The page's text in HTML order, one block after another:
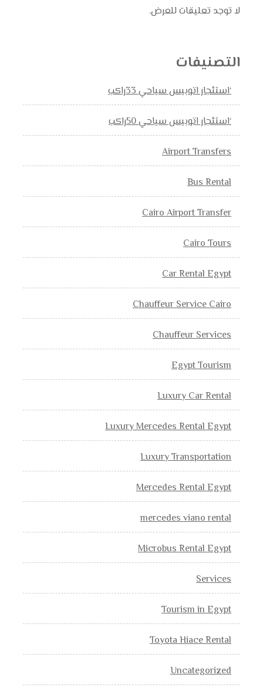
لا توجد تعليقات للعرض.
التصنيفات
‘استئجار اتوبيس سياحي 33راكب
‘استئجار اتوبيس سياحي 50راكب
Airport Transfers
Bus Rental
Cairo Airport Transfer
Cairo Tours
Car Rental Egypt
Chauffeur Service Cairo
Chauffeur Services
Egypt Tourism
Luxury Car Rental
Luxury Mercedes Rental Egypt
Luxury Transportation
Mercedes Rental Egypt
mercedes viano rental
Microbus Rental Egypt
Services
Tourism in Egypt
Toyota Hiace Rental
Uncategorized